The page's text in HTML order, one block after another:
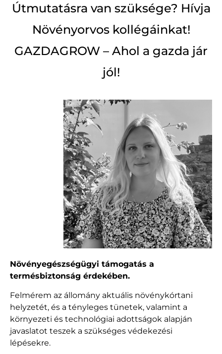
Útmutatásra van szüksége? Hívja
Növényorvos kollégáinkat!
GAZDAGROW – Ahol a gazda jár
jól!
Növényegészségügyi támogatás a
termésbiztonság érdekében.
Felmérem az állomány aktuális növénykórtani
helyzetét, és a tényleges tünetek, valamint a
környezeti és technológiai adottságok alapján
javaslatot teszek a szükséges védekezési
lépésekre.